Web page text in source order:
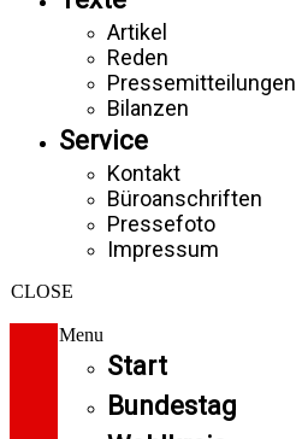
Artikel
Reden
Pressemitteilungen
Bilanzen
Service
Kontakt
Büroanschriften
Pressefoto
Impressum
CLOSE
Menu
Start
Bundestag